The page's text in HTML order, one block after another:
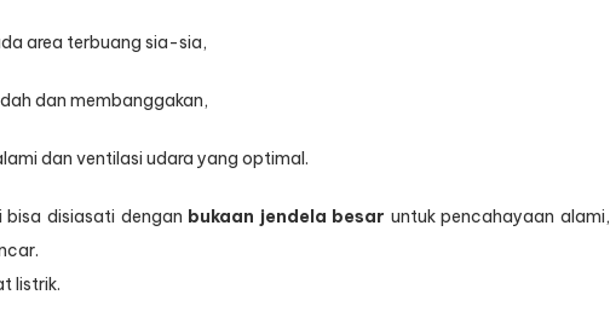
area terbuang sia-sia,
dan membanggakan,
dan ventilasi udara yang optimal.
bisa disiasati dengan bukaan jendela besar untuk pencahayaan alami,
listrik.